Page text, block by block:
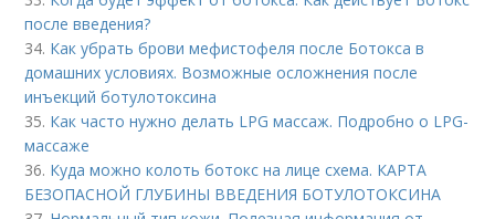
после введения?
34. Как убрать брови мефистофеля после Ботокса в
домашних условиях. Возможные осложнения после
инъекций ботулотоксина
35. Как часто нужно делать LPG массаж. Подробно о LPG-
массаже
36. Куда можно колоть ботокс на лице схема. КАРТА
БЕЗОПАСНОЙ ГЛУБИНЫ ВВЕДЕНИЯ БОТУЛОТОКСИНА